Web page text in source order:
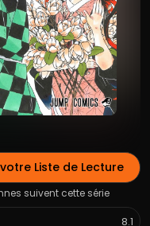
Liste de Lecture
suivent cette série
8.1